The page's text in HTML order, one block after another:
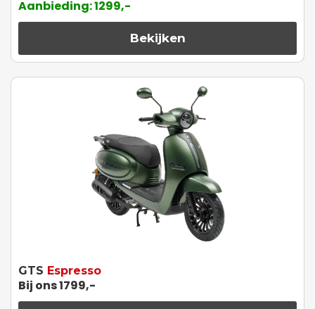
Aanbieding: 1299,-
Bekijken
GTS Espresso
Bij ons 1799,-